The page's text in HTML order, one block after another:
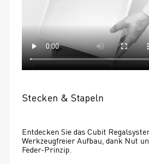
Stecken & Stapeln
Entdecken Sie das Cubit
Werkzeugfreier Aufbau, dank Nut
Feder-Prinzip.